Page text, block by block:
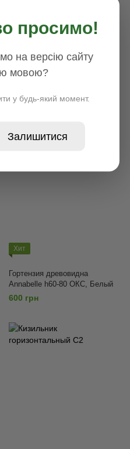
Форзиция средняя h120-140
ОКС, Жёлтый
Хит
Гортензия древовидна
Annabelle h60-80 ОКС, Белый
600 грн
просимо!
на версію сайту
мовою?
у будь-який момент.
Залишитися